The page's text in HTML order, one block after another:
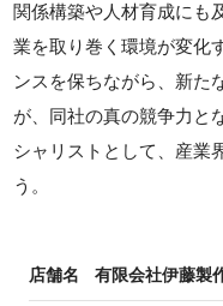
関係構築や人材育成にも
業を取り巻く環境が変化
ンスを保ちながら、新た
が、同社の真の競争力と
シャリストとして、産業
う。
店舗名 有限会社伊藤製